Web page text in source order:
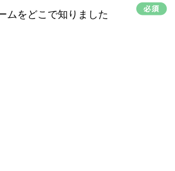
ムをどこで知りました